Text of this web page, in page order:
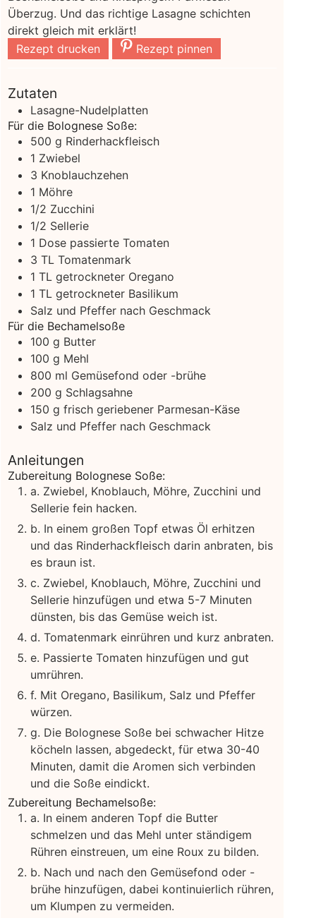
Überzug. Und das richtige Lasagne schichten
direkt gleich mit erklärt!
Rezept drucken
Rezept pinnen
Zutaten
Lasagne-Nudelplatten
Für die Bolognese Soße:
500 g Rinderhackfleisch
1 Zwiebel
3 Knoblauchzehen
1 Möhre
1/2 Zucchini
1/2 Sellerie
1 Dose passierte Tomaten
3 TL Tomatenmark
1 TL getrockneter Oregano
1 TL getrockneter Basilikum
Salz und Pfeffer nach Geschmack
Für die Bechamelsoße
100 g Butter
100 g Mehl
800 ml Gemüsefond oder -brühe
200 g Schlagsahne
150 g frisch geriebener Parmesan-Käse
Salz und Pfeffer nach Geschmack
Anleitungen
Zubereitung Bolognese Soße:
a. Zwiebel, Knoblauch, Möhre, Zucchini und
Sellerie fein hacken.
b. In einem großen Topf etwas Öl erhitzen
und das Rinderhackfleisch darin anbraten, bis
es braun ist.
c. Zwiebel, Knoblauch, Möhre, Zucchini und
Sellerie hinzufügen und etwa 5-7 Minuten
dünsten, bis das Gemüse weich ist.
d. Tomatenmark einrühren und kurz anbraten.
e. Passierte Tomaten hinzufügen und gut
umrühren.
f. Mit Oregano, Basilikum, Salz und Pfeffer
würzen.
g. Die Bolognese Soße bei schwacher Hitze
köcheln lassen, abgedeckt, für etwa 30-40
Minuten, damit die Aromen sich verbinden
und die Soße eindickt.
Zubereitung Bechamelsoße:
a. In einem anderen Topf die Butter
schmelzen und das Mehl unter ständigem
Rühren einstreuen, um eine Roux zu bilden.
b. Nach und nach den Gemüsefond oder -
brühe hinzufügen, dabei kontinuierlich rühren,
um Klumpen zu vermeiden.